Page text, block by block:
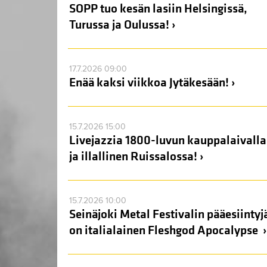
SOPP tuo kesän lasiin Helsingissä,
Turussa ja Oulussa! ›
17.7.2026 09:00
Enää kaksi viikkoa Jytäkesään! ›
15.7.2026 15:00
Livejazzia 1800-luvun kauppalaivalla
ja illallinen Ruissalossa! ›
15.7.2026 10:00
Seinäjoki Metal Festivalin
on italialainen Fleshgod Apocalypse ›